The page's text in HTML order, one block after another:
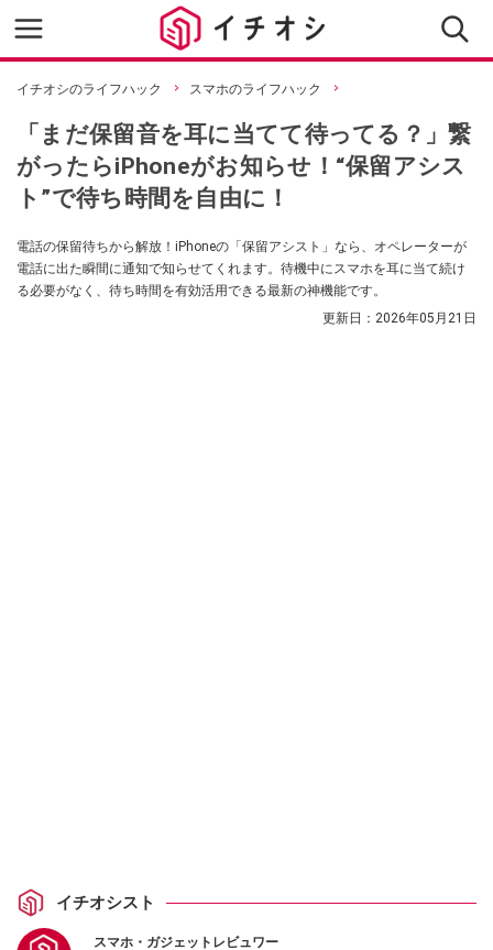
イチオシのライフハック スマホのライフハック
「まだ保留音を耳に当てて待ってる？」繋
がったらiPhoneがお知らせ！“保留アシス
ト”で待ち時間を自由に！
電話の保留待ちから解放！iPhoneの「保留アシスト」なら、オペレーターが
電話に出た瞬間に通知で知らせてくれます。待機中にスマホを耳に当て続け
る必要がなく、待ち時間を有効活用できる最新の神機能です。
更新日： 2026年05月21日
イチオシスト
スマホ・ガジェットレビュワー